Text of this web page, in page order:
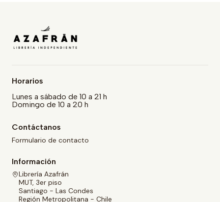
Horarios
Lunes a sábado de 10 a 21 h
Domingo de 10 a 20 h
Contáctanos
Formulario de contacto
Información
Librería Azafrán
MUT, 3er piso
Santiago - Las Condes
Región Metropolitana - Chile